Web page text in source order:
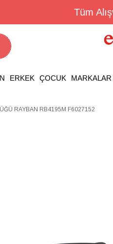
Tüm
ERKEK ÇOCUK MARKALAR
RAYBAN RB4195M F6027152